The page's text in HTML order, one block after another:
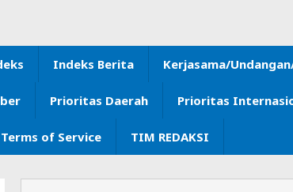
Indeks Berita Kerjasama/
Prioritas Daerah Prioritas
Terms of Service TIM REDAKSI